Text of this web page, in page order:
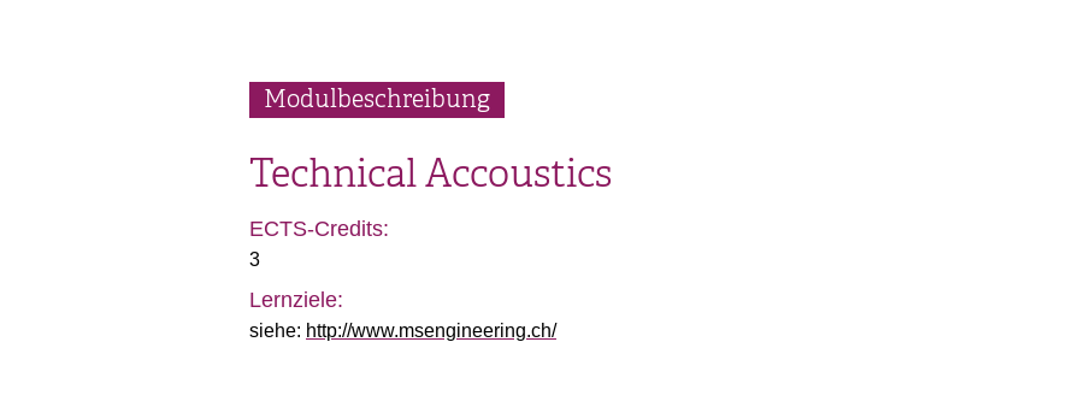
Modulbeschreibung
Technical Accoustics
ECTS-Credits:
3
Lernziele:
siehe: http://www.msengineering.ch/